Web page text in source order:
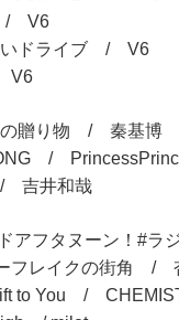
/ V6
ドライブ / V6
V6
贈り物 / 秦基博
/
吉井和哉
アフタヌーン！#ラ
レイクの街角 /
to You /